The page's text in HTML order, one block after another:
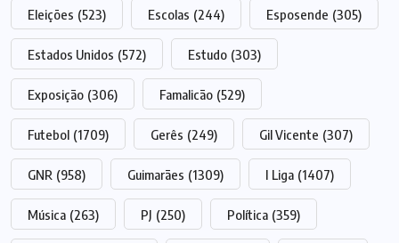
Eleições (523) Escolas (244) Esposende (305)
Estados Unidos (572) Estudo (303)
Exposição (306) Famalicão (529)
Futebol (1709) Gerês (249) Gil Vicente (307)
GNR (958) Guimarães (1309) I Liga (1407)
Música (263) PJ (250) Política (359)